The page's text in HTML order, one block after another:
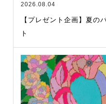
2026.08.04
【プレゼント企画】夏の
ト